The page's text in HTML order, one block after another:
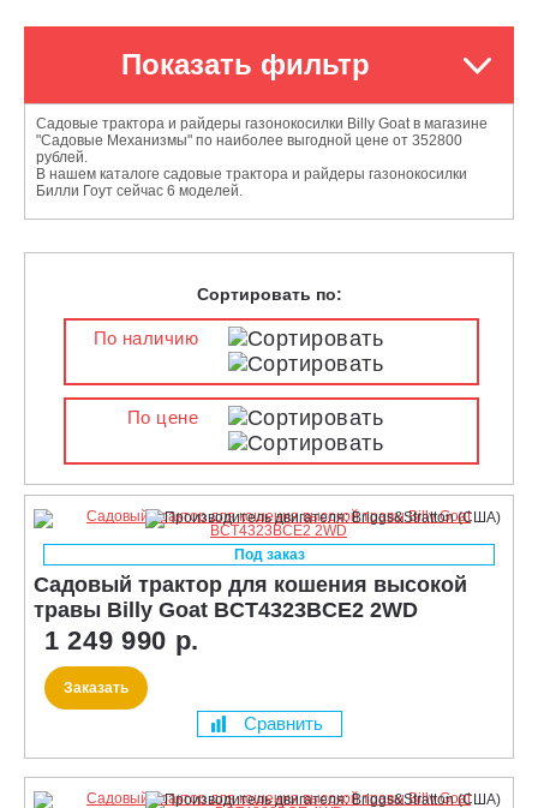
Показать фильтр
Садовые трактора и райдеры газонокосилки Billy Goat в магазине
"Садовые Механизмы" по наиболее выгодной цене от 352800
рублей.
В нашем каталоге садовые трактора и райдеры газонокосилки
Билли Гоут сейчас 6 моделей.
Сортировать по:
По наличию
По цене
Под заказ
Садовый трактор для кошения высокой
травы Billy Goat BCT4323BCE2 2WD
1 249 990 р.
Заказать
Сравнить